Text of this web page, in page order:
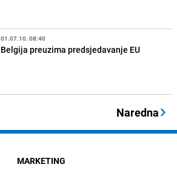
01.07.10. 08:40
Belgija preuzima predsjedavanje EU
Naredna
MARKETING